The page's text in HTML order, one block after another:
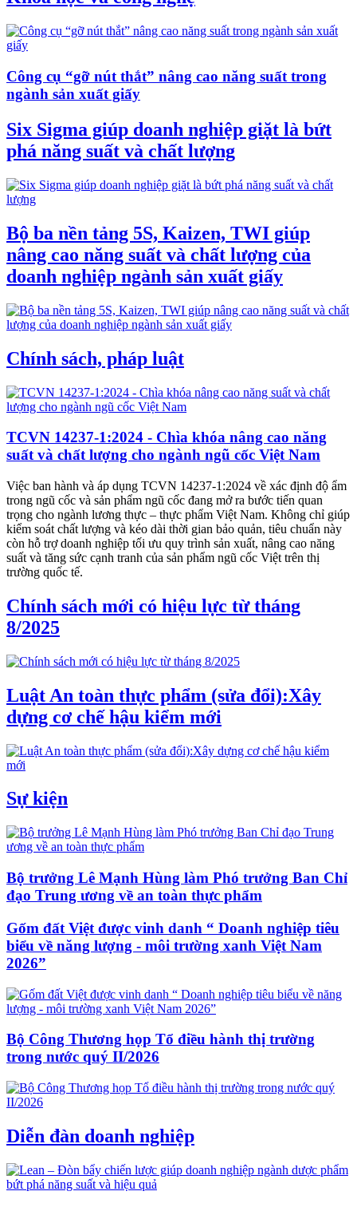
Công cụ “gỡ nút thắt” nâng cao năng suất trong
ngành sản xuất giấy
Six Sigma giúp doanh nghiệp giặt là bứt
phá năng suất và chất lượng
Bộ ba nền tảng 5S, Kaizen, TWI giúp
nâng cao năng suất và chất lượng của
doanh nghiệp ngành sản xuất giấy
Chính sách, pháp luật
TCVN 14237-1:2024 - Chìa khóa nâng cao năng
suất và chất lượng cho ngành ngũ cốc Việt Nam
Việc ban hành và áp dụng TCVN 14237-1:2024 về xác định độ ẩm
trong ngũ cốc và sản phẩm ngũ cốc đang mở ra bước tiến quan
trọng cho ngành lương thực – thực phẩm Việt Nam. Không chỉ giúp
kiểm soát chất lượng và kéo dài thời gian bảo quản, tiêu chuẩn này
còn hỗ trợ doanh nghiệp tối ưu quy trình sản xuất, nâng cao năng
suất và tăng sức cạnh tranh của sản phẩm ngũ cốc Việt trên thị
trường quốc tế.
Chính sách mới có hiệu lực từ tháng
8/2025
Luật An toàn thực phẩm (sửa đổi):Xây
dựng cơ chế hậu kiểm mới
Sự kiện
Bộ trưởng Lê Mạnh Hùng làm Phó trưởng Ban Chỉ
đạo Trung ương về an toàn thực phẩm
Gốm đất Việt được vinh danh “ Doanh nghiệp tiêu
biểu về năng lượng - môi trường xanh Việt Nam
2026”
Bộ Công Thương họp Tổ điều hành thị trường
trong nước quý II/2026
Diễn đàn doanh nghiệp